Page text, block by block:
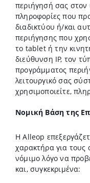
περιήγησή σας στον
πληροφορίες που
διαδικτύου ή/και
περιήγησης που
το tablet ή την
διεύθυνση IP, τον
προγράμματος
λειτουργικό σας
χρησιμοποιείτε,
Νομική Βάση της
Η Alleop
χαρακτήρα για τους
νόμιμο λόγο να
και, συγκεκριμένα: